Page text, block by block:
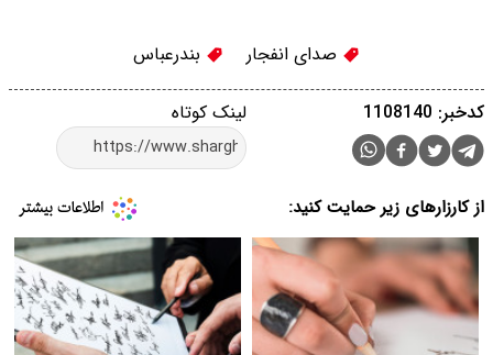
صدای انفجار بندرعباس
لینک کوتاه کدخبر: 1108140
از کارزارهای زیر حمایت کنید: